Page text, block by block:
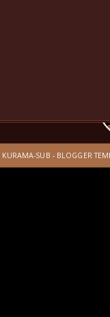
KURAMA-SUB - BLOGGER